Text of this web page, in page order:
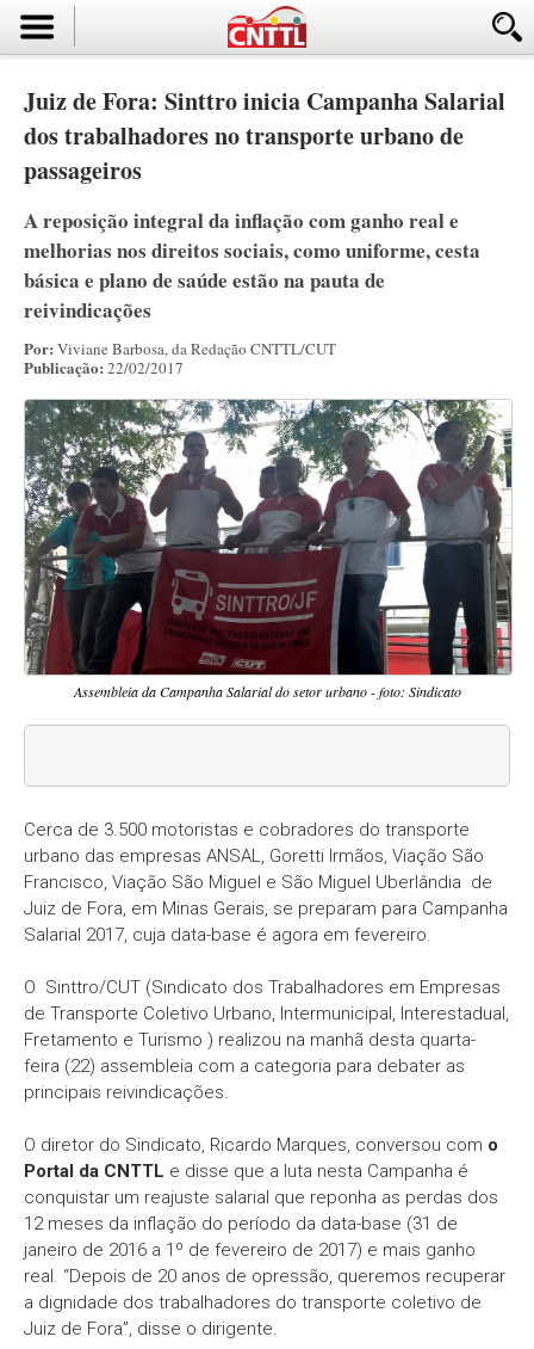
Juiz de Fora: Sinttro inicia Campanha Salarial
dos trabalhadores no transporte urbano de
passageiros
A reposição integral da inflação com ganho real e
melhorias nos direitos sociais, como uniforme, cesta
básica e plano de saúde estão na pauta de
reivindicações
Por: Viviane Barbosa, da Redação CNTTL/CUT
Publicação: 22/02/2017
Assembleia da Campanha Salarial do setor urbano - foto: Sindicato
Cerca de 3.500 motoristas e cobradores do transporte
urbano das empresas ANSAL, Goretti Irmãos, Viação São
Francisco, Viação São Miguel e São Miguel Uberlândia de
Juiz de Fora, em Minas Gerais, se preparam para Campanha
Salarial 2017, cuja data-base é agora em fevereiro.
O Sinttro/CUT (Sindicato dos Trabalhadores em Empresas
de Transporte Coletivo Urbano, Intermunicipal, Interestadual,
Fretamento e Turismo ) realizou na manhã desta quarta-
feira (22) assembleia com a categoria para debater as
principais reivindicações.
O diretor do Sindicato, Ricardo Marques, conversou com o
Portal da CNTTL e disse que a luta nesta Campanha é
conquistar um reajuste salarial que reponha as perdas dos
12 meses da inflação do período da data-base (31 de
janeiro de 2016 a 1º de fevereiro de 2017) e mais ganho
real. “Depois de 20 anos de opressão, queremos recuperar
a dignidade dos trabalhadores do transporte coletivo de
Juiz de Fora”, disse o dirigente.